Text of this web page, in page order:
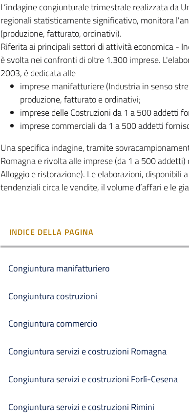
L’indagine congiunturale trimestrale realizzata da
regionali statisticamente significativo, monitora
(produzione, fatturato, ordinativi).
Riferita ai principali settori di attività economica -
è svolta nei confronti di oltre 1.300 imprese.
2003, è dedicata alle
imprese manifatturiere (Industria in senso
produzione, fatturato e ordinativi;
imprese delle Costruzioni da 1 a 500 addetti
imprese commerciali da 1 a 500 addetti
Una specifica indagine, tramite
Romagna e rivolta alle imprese (da 1 a 500
Alloggio e ristorazione). Le elaborazioni,
tendenziali circa le vendite, il volume d’affari e le
INDICE DELLA PAGINA
Congiuntura manifatturiero
Congiuntura costruzioni
Congiuntura commercio
Congiuntura servizi e costruzioni Romagna
Congiuntura servizi e costruzioni Forlì-Cesena
Congiuntura servizi e costruzioni Rimini